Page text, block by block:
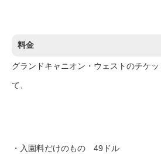
料金
グランドキャニオン・ウェストのチケ
て、
・入園料だけのもの 49ドル